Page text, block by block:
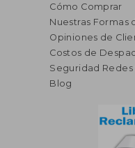
50%
dcto.
S/
S/
Cómo Comprar
Nuestras Formas
Opiniones de
Costos de
Seguridad Redes
Blog